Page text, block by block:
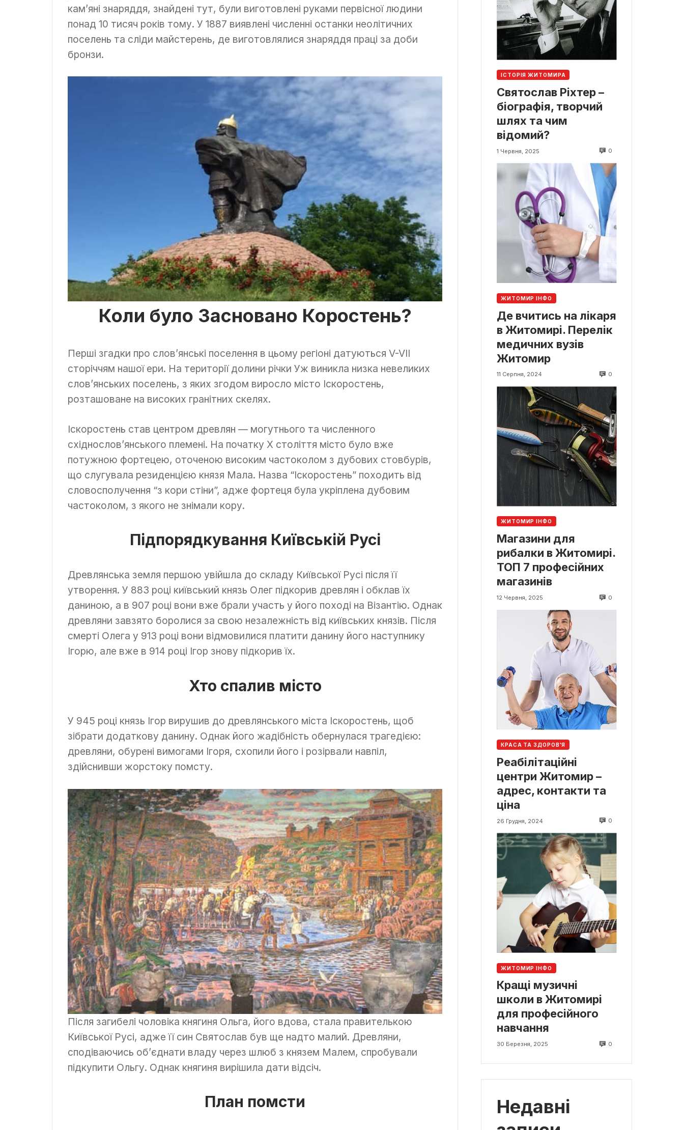
кам’яні знаряддя, знайдені тут, були виготовлені руками первісної людини
понад 10 тисяч років тому. У 1887 виявлені численні останки неолітичних
поселень та сліди майстерень, де виготовлялися знаряддя праці за доби
бронзи.
Коли було Засновано Коростень?
Перші згадки про слов’янські поселення в цьому регіоні датуються V-VІІ
сторіччям нашої ери. На території долини річки Уж виникла низка невеликих
слов’янських поселень, з яких згодом виросло місто Іскоростень,
розташоване на високих гранітних скелях.
Іскоростень став центром древлян — могутнього та численного
східнослов’янського племені. На початку X століття місто було вже
потужною фортецею, оточеною високим частоколом з дубових стовбурів,
що слугувала резиденцією князя Мала. Назва “Іскоростень” походить від
словосполучення “з кори стіни”, адже фортеця була укріплена дубовим
частоколом, з якого не знімали кору.
Підпорядкування Київській Русі
Древлянська земля першою увійшла до складу Київської Русі після її
утворення. У 883 році київський князь Олег підкорив древлян і обклав їх
даниною, а в 907 році вони вже брали участь у його поході на Візантію. Однак
древляни завзято боролися за свою незалежність від київських князів. Після
смерті Олега у 913 році вони відмовилися платити данину його наступнику
Ігорю, але вже в 914 році Ігор знову підкорив їх.
Хто спалив місто
У 945 році князь Ігор вирушив до древлянського міста Іскоростень, щоб
зібрати додаткову данину. Однак його жадібність обернулася трагедією:
древляни, обурені вимогами Ігоря, схопили його і розірвали навпіл,
здійснивши жорстоку помсту.
Після загибелі чоловіка княгиня Ольга, його вдова, стала правителькою
Київської Русі, адже її син Святослав був ще надто малий. Древляни,
сподіваючись об’єднати владу через шлюб з князем Малем, спробували
підкупити Ольгу. Однак княгиня вирішила дати відсіч.
План помсти
ІСТОРІЯ ЖИТОМИРА
Святослав Ріхтер –
біографія, творчий
шлях та чим
відомий?
1 Червня, 2025 0
ЖИТОМИР ІНФО
Де вчитись на лікаря
в Житомирі. Перелік
медичних вузів
Житомир
11 Серпня, 2024 0
ЖИТОМИР ІНФО
Магазини для
рибалки в Житомирі.
ТОП 7 професійних
магазинів
12 Червня, 2025 0
КРАСА ТА ЗДОРОВ'Я
Реабілітаційні
центри Житомир –
адрес, контакти та
ціна
26 Грудня, 2024 0
ЖИТОМИР ІНФО
Кращі музичні
школи в Житомирі
для професійного
навчання
30 Березня, 2025 0
Недавні